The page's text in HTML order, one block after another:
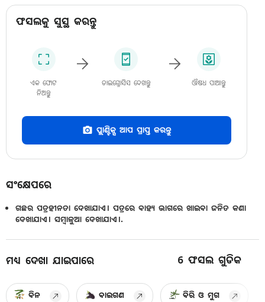
ଫସଲକୁ ସୁସ୍ଥ କରନ୍ତୁ
ଏକ ଫୋଟ
ନିଅନ୍ତୁ
ଡାଇଗ୍ନୋସିସ ଦେଖନ୍ତୁ ଔଷଧ ପାଆନ୍ତୁ
ପ୍ଲାଣ୍ଟିକ୍ସ ଆପ ପ୍ରାପ୍ତ କରନ୍ତୁ
ସଂକ୍ଷେପରେ
ଗଛର ପତ୍ରହୀନତା ଦେଖାଯାଏ। ପତ୍ରରେ ବାହ୍ୟ ଭାଗରେ ଖାଇବା ଜନିତ କଣା
ଦେଖାଯାଏ। ସମ୍ବାଳୁଆ ଦେଖାଯାଏ।.
ମଧ୍ୟ ଦେଖା ଯାଇପାରେ 6 ଫସଲ ଗୁଡିକ
ବିନ ବାଇଗଣ ବିରି ଓ ମୁଗ